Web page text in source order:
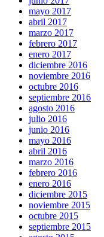
mayo 2017
abril 2017
marzo 2017
febrero 2017
enero 2017
diciembre 2016
noviembre 2016
octubre 2016
septiembre 2016
agosto 2016
julio 2016
junio 2016
mayo 2016
abril 2016
marzo 2016
febrero 2016
enero 2016
diciembre 2015
noviembre 2015
octubre 2015
septiembre 2015